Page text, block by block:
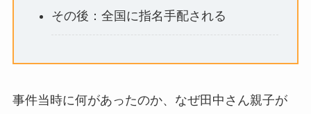
その後：全国に指名手配される
事件当時に何があったのか、なぜ田中さん親子が